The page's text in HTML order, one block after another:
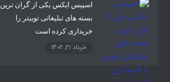
اسپیس ایکس یکی از گران ترین
بسته های تبلیغاتی توییتر را
خریداری کرده است
خرداد 21, 1402